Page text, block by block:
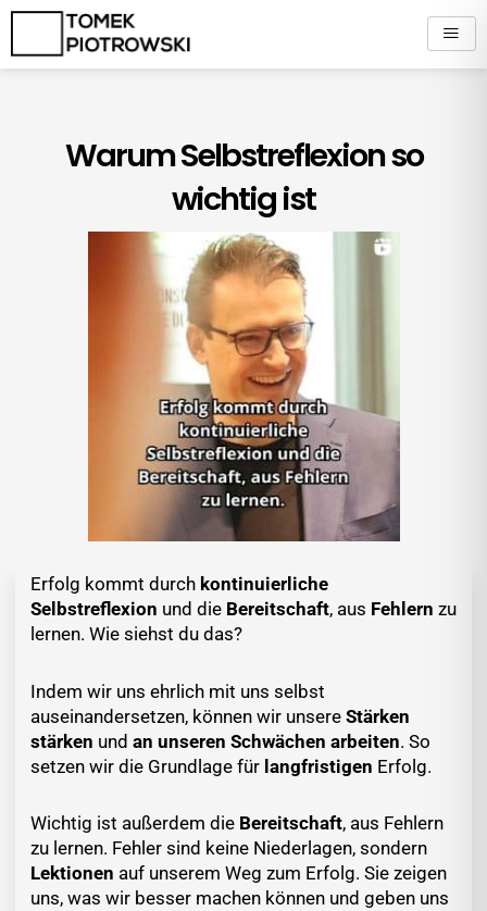
Zum
springen
Warum Selbstreflexion so
wichtig ist
Erfolg kommt durch kontinuierliche
Selbstreflexion und die Bereitschaft, aus Fehlern zu
lernen. Wie siehst du das?
Indem wir uns ehrlich mit uns selbst
auseinandersetzen, können wir unsere Stärken
stärken und an unseren Schwächen arbeiten. So
setzen wir die Grundlage für langfristigen Erfolg.
Wichtig ist außerdem die Bereitschaft, aus Fehlern
zu lernen. Fehler sind keine Niederlagen, sondern
Lektionen auf unserem Weg zum Erfolg. Sie zeigen
uns, was wir besser machen können und geben uns